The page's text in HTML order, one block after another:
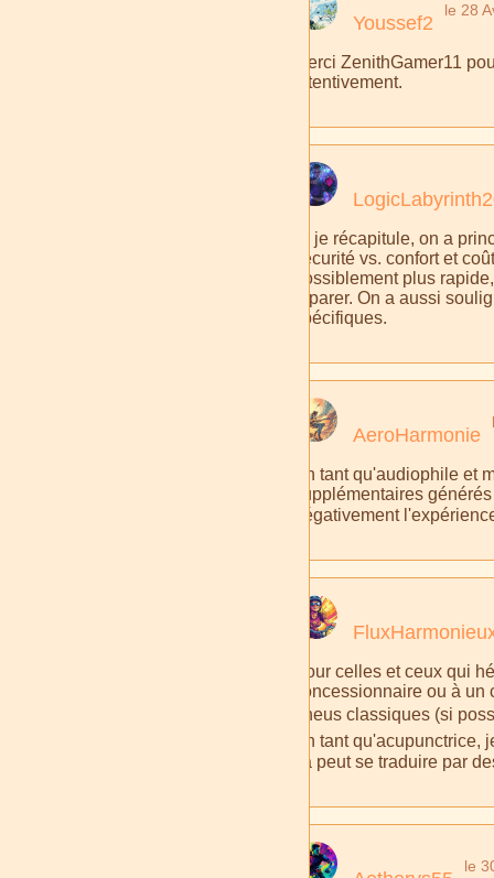
Youssef2
le 28
Merci ZenithGamer11
attentivement.
Si je récapitule, on a
sécurité vs. confort et
possiblement plus
réparer. On a aussi
spécifiques.
AeroHarmonie
En tant qu'audiophile et
supplémentaires
négativement
Pour celles et ceux qui
concessionnaire ou à
pneus classiques (si
En tant
ça peut se traduire par
le